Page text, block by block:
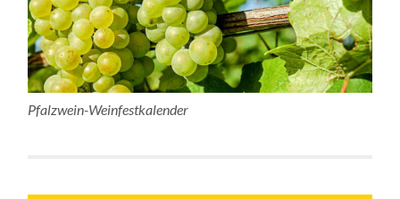
Pfalzwein-Weinfestkalender